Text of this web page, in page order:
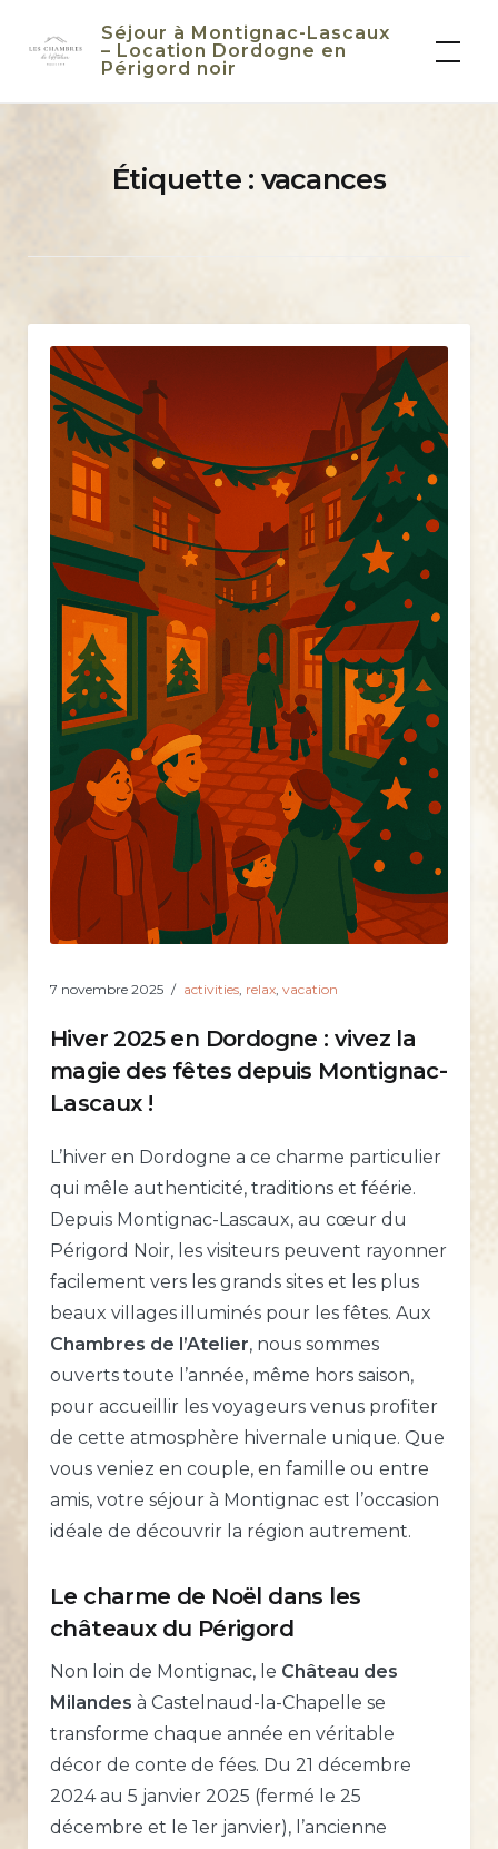
Séjour à Montignac-Lascaux
– Location Dordogne en
Périgord noir
Étiquette : vacances
7 novembre 2025 activities relax vacation
Hiver 2025 en Dordogne : vivez la
magie des fêtes depuis Montignac-
Lascaux !
L’hiver en Dordogne a ce charme particulier
qui mêle authenticité, traditions et féérie.
Depuis Montignac-Lascaux, au cœur du
Périgord Noir, les visiteurs peuvent rayonner
facilement vers les grands sites et les plus
beaux villages illuminés pour les fêtes. Aux
Chambres de l’Atelier, nous sommes
ouverts toute l’année, même hors saison,
pour accueillir les voyageurs venus profiter
de cette atmosphère hivernale unique. Que
vous veniez en couple, en famille ou entre
amis, votre séjour à Montignac est l’occasion
idéale de découvrir la région autrement.
Le charme de Noël dans les
châteaux du Périgord
Non loin de Montignac, le Château des
Milandes à Castelnaud-la-Chapelle se
transforme chaque année en véritable
décor de conte de fées. Du 21 décembre
2024 au 5 janvier 2025 (fermé le 25
décembre et le 1er janvier), l’ancienne